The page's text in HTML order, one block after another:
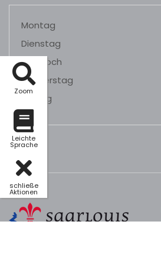
Zoom
Leichte
Sprache
schließe
Aktionen
Montag
Dienstag
Mittwoch
Donnerstag
Freitag